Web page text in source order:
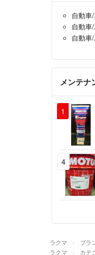
自動車
自動車
自動車
メンテナ
1
4
ラクマ ブラ
ラクマ カテ